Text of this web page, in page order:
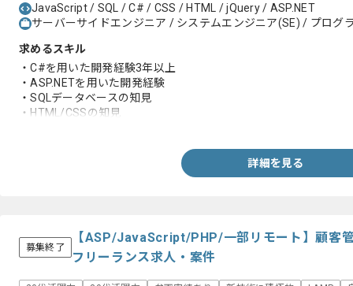
JavaScript / SQL / C# / CSS / HTML / jQuery / ASP.NET
サーバーサイドエンジニア / システムエンジニア(SE) / プログ
求めるスキル
・C#を用いた開発経験3年以上
・ASP.NETを用いた開発経験
・SQLデータベースの知見
・HTML/CSSの知見
詳細を見る
募集終了
【ASP/JavaScript/PHP/一部リモート】顧客
フリーランス求人・案件